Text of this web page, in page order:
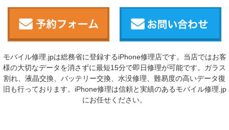
モバイル修理.jpは総務省に登録するiPhone修理店です。当店ではお客
様の大切なデータを消さずに最短15分で即日修理が可能です。ガラス
割れ、液晶交換、バッテリー交換、水没修理、難易度の高いデータ復
旧も行っております。iPhone修理は信頼と実績のあるモバイル修理.jp
にお任せください。